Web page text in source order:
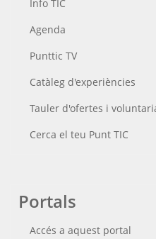
Info TIC
Agenda
Punttic TV
Catàleg d'experiències
Tauler d'ofertes i
Cerca el teu Punt TIC
Portals
Accés a aquest portal